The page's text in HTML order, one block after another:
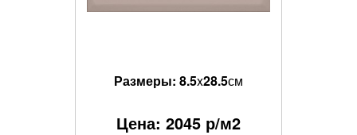
Размеры: 8.5x28.5см
Цена: 2045 р/м2